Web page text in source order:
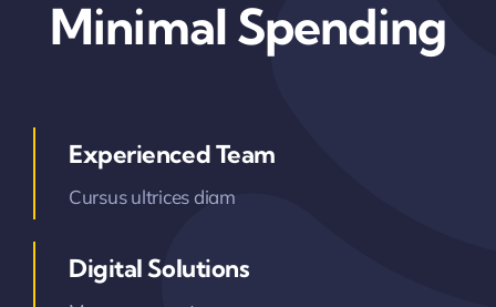
Minimal Spending
Experienced Team
Cursus ultrices diam
Digital Solutions